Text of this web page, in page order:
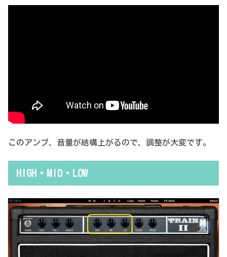
このアンプ、音量が結構上がるので、調整が大変です。
HIGH・MID・LOW